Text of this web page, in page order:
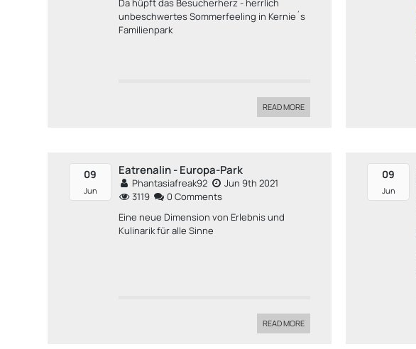
Da hüpft das Besucherherz - herrlich
unbeschwertes Sommerfeeling in Kernie´s
Familienpark
READ MORE
09
Jun
Eatrenalin - Europa-Park
Phantasiafreak92
Jun 9th 2021
3119
0 Comments
Eine neue Dimension von Erlebnis und
Kulinarik für alle Sinne
READ MORE
09
Jun